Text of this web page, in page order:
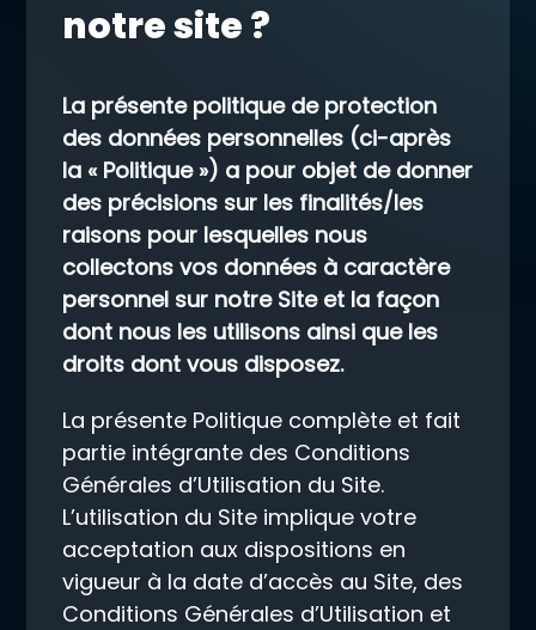
notre site ?
La présente politique de protection
des données personnelles (ci-après
la « Politique ») a pour objet de donner
des précisions sur les finalités/les
raisons pour lesquelles nous
collectons vos données à caractère
personnel sur notre Site et la façon
dont nous les utilisons ainsi que les
droits dont vous disposez.
La présente Politique complète et fait
partie intégrante des Conditions
Générales d’Utilisation du Site.
L’utilisation du Site implique votre
acceptation aux dispositions en
vigueur à la date d’accès au Site, des
Conditions Générales d’Utilisation et